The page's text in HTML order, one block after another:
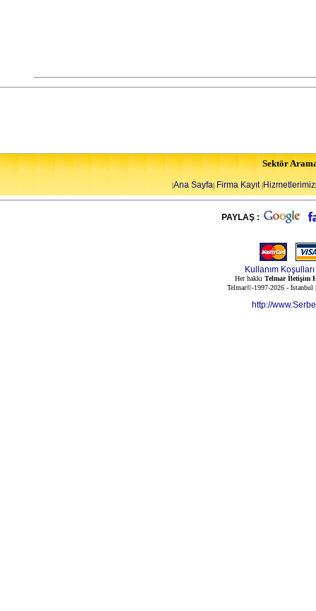
Sektör
|Ana Sayfa| Firma Kayıt|Hizmetlerimiz|
PAYLAŞ :
Kullanım Koşulları
Her hakkı Telmar İletişim
Telmar©-1997-2026 -
http://